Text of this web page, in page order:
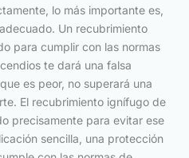
lo más importante es,
Un recubrimiento
para cumplir con las normas
te dará una falsa
es peor, no superará una
El recubrimiento ignífugo de
precisamente para evitar ese
sencilla, una protección